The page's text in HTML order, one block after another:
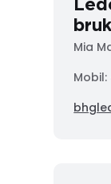
Mia
Mobil: